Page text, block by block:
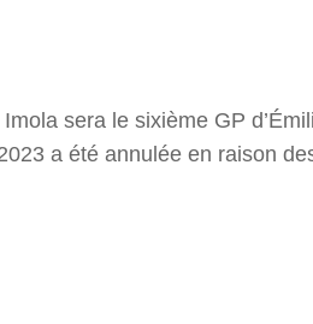
sera le sixième GP
a été annulée en raison